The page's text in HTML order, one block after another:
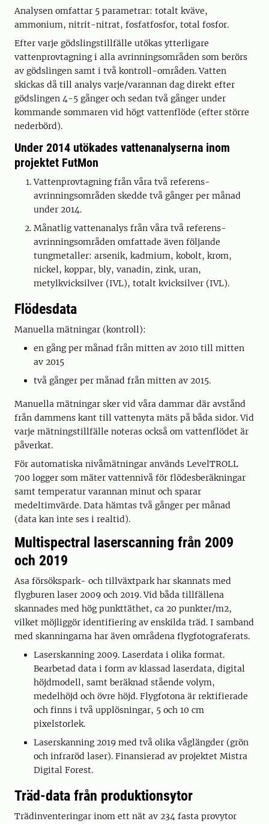
Analysen omfattar 5 parametrar: totalt kväve,
ammonium, nitrit-nitrat, fosfatfosfor, total fosfor.
Efter varje gödslingstillfälle utökas ytterligare
vattenprovtagning i alla avrinningsområden som berörs
av gödslingen samt i två kontroll-områden. Vatten
skickas då till analys varje/varannan dag direkt efter
gödslingen 4-5 gånger och sedan två gånger under
kommande sommaren vid högt vattenflöde (efter större
nederbörd).
Under 2014 utökades vattenanalyserna inom
projektet FutMon
Vattenprovtagning från våra två referens-
avrinningsområden skedde två gånger per månad
under 2014.
Månatlig vattenanalys från våra två referens-
avrinningsområden omfattade även följande
tungmetaller: arsenik, kadmium, kobolt, krom,
nickel, koppar, bly, vanadin, zink, uran,
metylkvicksilver (IVL), totalt kvicksilver (IVL).
Flödesdata
Manuella mätningar (kontroll):
en gång per månad från mitten av 2010 till mitten
av 2015
två gånger per månad från mitten av 2015.
Manuella mätningar sker vid våra dammar där avstånd
från dammens kant till vattenyta mäts på båda sidor. Vid
varje mätningstillfälle noteras också om vattenflödet är
påverkat.
För automatiska nivåmätningar används LevelTROLL
700 logger som mäter vattennivå för flödesberäkningar
samt temperatur varannan minut och sparar
medeltimvärde. Data hämtas två gånger per månad
(data kan inte ses i realtid).
Multispectral laserscanning från 2009
och 2019
Asa försökspark- och tillväxtpark har skannats med
flygburen laser 2009 och 2019. Vid båda tillfällena
skannades med hög punkttäthet, ca 20 punkter/m2,
vilket möjliggör identifiering av enskilda träd. I samband
med skanningarna har även områdena flygfotograferats.
Laserskanning 2009. Laserdata i olika format.
Bearbetad data i form av klassad laserdata, digital
höjdmodell, samt beräknad stående volym,
medelhöjd och övre höjd. Flygfotona är rektifierade
och finns i två upplösningar, 5 och 10 cm
pixelstorlek.
Laserskanning 2019 med två olika våglängder (grön
och infraröd laser). Finansierad av projektet Mistra
Digital Forest.
Träd-data från produktionsytor
Trädinventeringar inom ett nät av 234 fasta provytor